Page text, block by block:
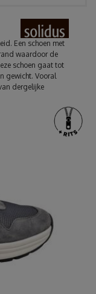
Een schoen met
waardoor de
schoen gaat tot
gewicht. Vooral
dergelijke